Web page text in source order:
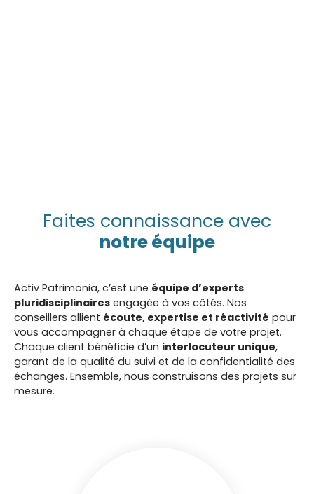
Faites connaissance avec
notre équipe
Activ Patrimonia, c’est une équipe d’experts
pluridisciplinaires engagée à vos côtés. Nos
conseillers allient écoute, expertise et réactivité pour
vous accompagner à chaque étape de votre projet.
Chaque client bénéficie d’un interlocuteur unique,
garant de la qualité du suivi et de la confidentialité des
échanges. Ensemble, nous construisons des projets sur
mesure.